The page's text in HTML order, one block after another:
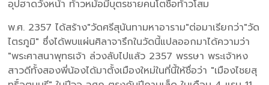
อุปฮาดวังหน้า ท้าวหม้อมีบุตรชายคนโตชื่อท้าวโสม
พ.ศ. 2357 ได้สร้าง"วัดศรีสุนันทามหาอาราม"ต่อมาเรียกว่า"วัด
ไตรภูมิ" ซึ่งได้พบแผ่นศิลาจารึกในวัดนี้แปลออกมาได้ความว่า
"พระศาสนาพุทธเจ้า ล่วงลับไปแล้ว 2357 พรรษา พระเจ้าหง
สาวดีทั้งสองพี่น้องได้มาตั้งเมืองใหม่ในที่นี้ให้ชื่อว่า "เมืองไชยสุ